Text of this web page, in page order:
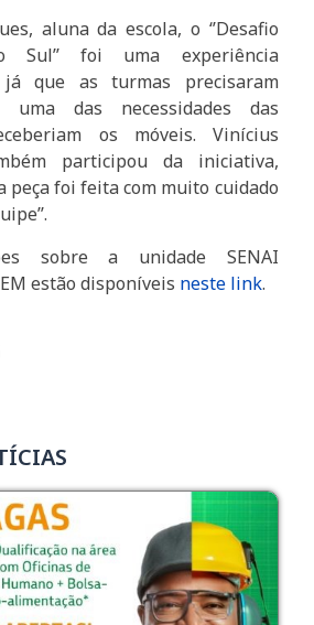
aluna da escola, o ‘’Desafio
Sul’’ foi uma experiência
já que as turmas precisaram
uma das necessidades das
os móveis. Vinícius
participou da iniciativa,
peça foi feita com muito cuidado
sobre a unidade SENAI
estão disponíveis neste link.